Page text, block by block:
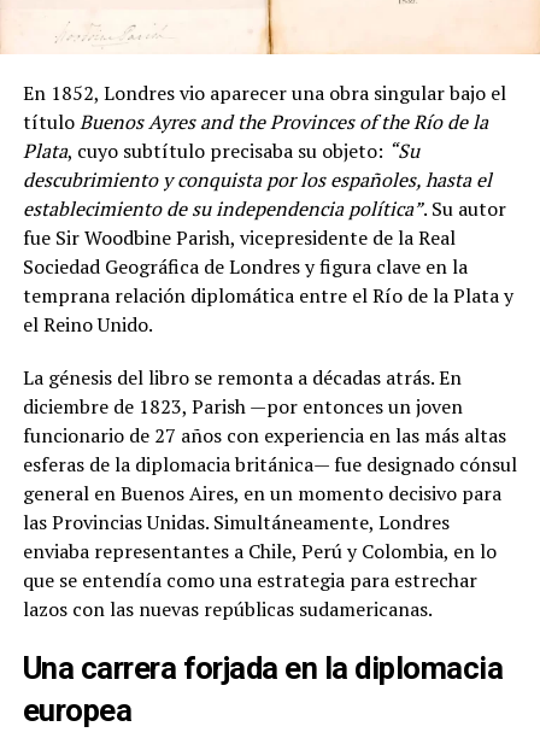
En 1852, Londres vio aparecer una obra singular bajo el
títuloBuenos Ayres and the Provinces of the Río de la
Plata, cuyo subtítulo precisaba su objeto: “Su
descubrimiento y conquista por los españoles, hasta el
establecimiento de su independencia política”. Su autor
fue Sir Woodbine Parish, vicepresidente de la Real
Sociedad Geográfica de Londres y figura clave en la
temprana relación diplomática entre el Río de la Plata y
el Reino Unido.
La génesis del libro se remonta a décadas atrás. En
diciembre de 1823, Parish —por entonces un joven
funcionario de 27 años con experiencia en las más altas
esferas de la diplomacia británica— fue designado cónsul
general en Buenos Aires, en un momento decisivo para
las Provincias Unidas. Simultáneamente, Londres
enviaba representantes a Chile, Perú y Colombia, en lo
que se entendía como una estrategia para estrechar
lazos con las nuevas repúblicas sudamericanas.
Una carrera forjada en la diplomacia
europea